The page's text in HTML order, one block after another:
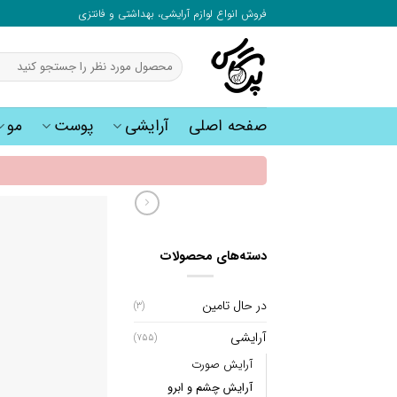
محتوا
فروش انواع لوازم آرایشی، بهداشتی و فانتزی
جستجو
برای:
صفحه اصلی آرایشی پوست مو
دسته‌های محصولات
در حال تامین (3)
آرایشی (755)
آرایش صورت
آرایش چشم و ابرو